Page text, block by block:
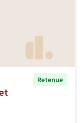
Retenue